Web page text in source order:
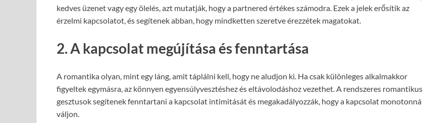
kedves üzenet vagy egy ölelés, azt mutatják, hogy a partnered értékes számodra. Ezek a jelek erősítik az
érzelmi kapcsolatot, és segítenek abban, hogy mindketten szeretve érezzétek magatokat.
2. A kapcsolat megújítása és fenntartása
A romantika olyan, mint egy láng, amit táplálni kell, hogy ne aludjon ki. Ha csak különleges alkalmakkor
figyeltek egymásra, az könnyen egyensúlyvesztéshez és eltávolodáshoz vezethet. A rendszeres romantikus
gesztusok segítenek fenntartani a kapcsolat intimitását és megakadályozzák, hogy a kapcsolat monotonná
váljon.